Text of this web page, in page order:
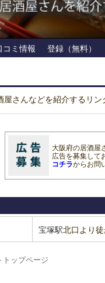
コミ情報 登録（無料）
さんなどを紹介するリン
大阪府の居酒屋
広告を募集して
コチラからお問
宝塚駅北口より
トップページ